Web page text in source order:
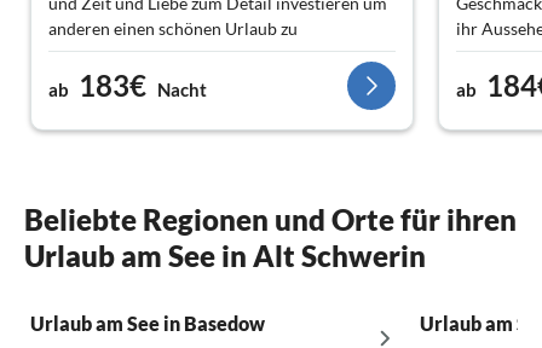
anderen einen schönen Urlaub zu
ermöglichen. Wir kommen bestimmt nochmal
wieder.
ab 183€ Nacht
ihr
an Anne
Fräulein
ab
Beliebte Regionen und Orte für ihren
Urlaub am See in Alt Schwerin
Urlaub am See in Basedow Urlaub am